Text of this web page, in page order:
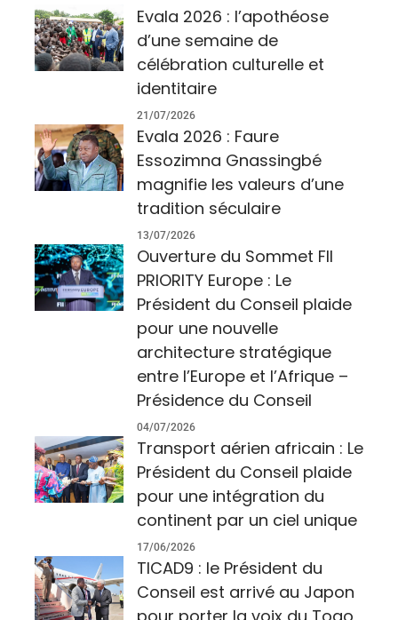
Evala 2026 : l’apothéose
d’une semaine de
célébration culturelle et
identitaire
21/07/2026
Evala 2026 : Faure
Essozimna Gnassingbé
magnifie les valeurs d’une
tradition séculaire
13/07/2026
Ouverture du Sommet FII
PRIORITY Europe : Le
Président du Conseil plaide
pour une nouvelle
architecture stratégique
entre l’Europe et l’Afrique –
Présidence du Conseil
04/07/2026
Transport aérien africain : Le
Président du Conseil plaide
pour une intégration du
continent par un ciel unique
17/06/2026
TICAD9 : le Président du
Conseil est arrivé au Japon